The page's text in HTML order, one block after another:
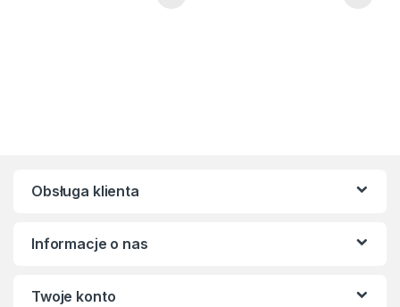
Obsługa klienta
Informacje o nas
Twoje konto